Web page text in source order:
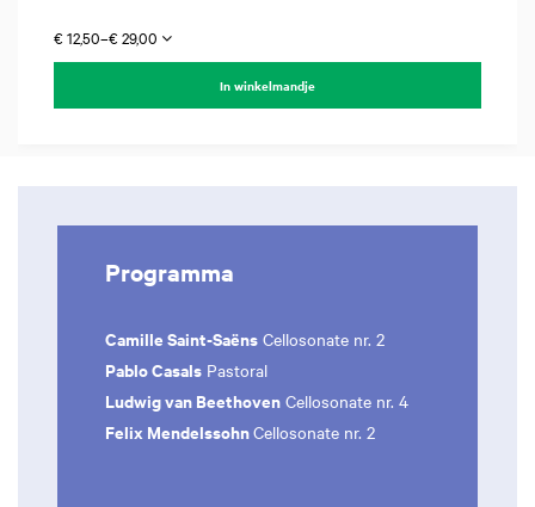
€ 12,50–€ 29,00
In winkelmandje
Programma
Camille Saint-Saëns Cellosonate nr. 2
Pablo Casals Pastoral
Ludwig van Beethoven Cellosonate nr. 4
Felix MendelssohnCellosonate nr. 2